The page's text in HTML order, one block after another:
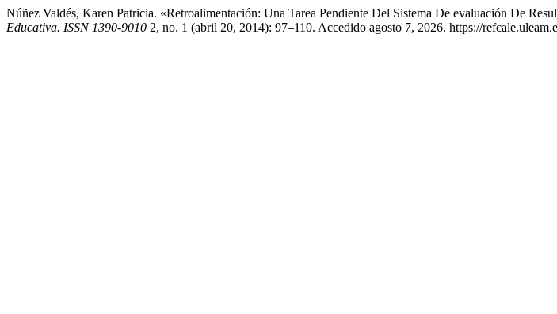
Núñez Valdés, Karen Patricia. «Retroalimentación: Una Tarea Pendiente Del Sistema De evaluación De
Educativa. ISSN 1390-9010 2, no. 1 (abril 20, 2014): 97–110. Accedido agosto 7, 2026. https://